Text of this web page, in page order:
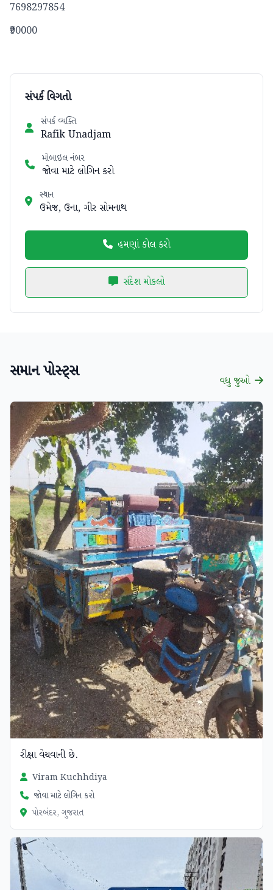
7698297854
₹90000
સંપર્ક વિગતો
સંપર્ક વ્યક્તિ
Rafik Unadjam
મોબાઇલ નંબર
જોવા માટે લોગિન કરો
સ્થાન
ઉમેજ, ઉના, ગીર સોમનાથ
હમણાં કોલ કરો
સંદેશ મોકલો
સમાન પોસ્ટ્સ વધુ જુઓ
રીક્ષા વેચવાની છે.
Viram Kuchhdiya
જોવા માટે લોગિન કરો
પોરબંદર, ગુજરાત